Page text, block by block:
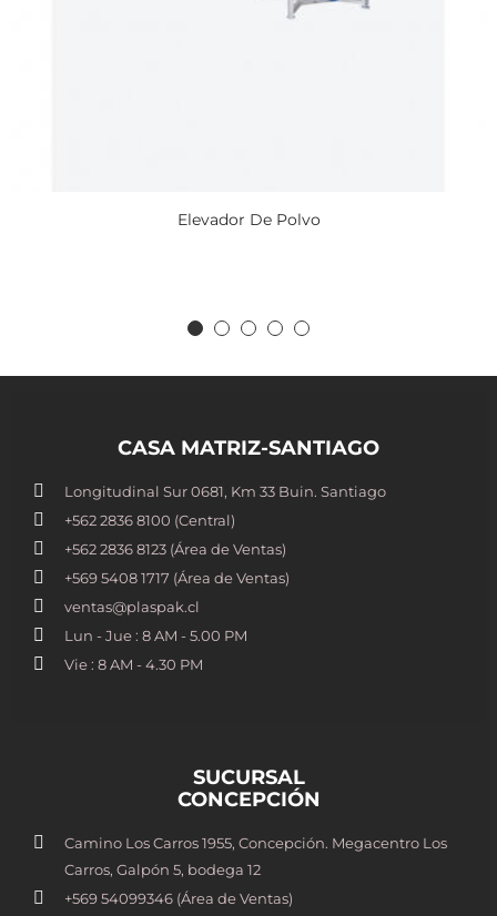
Elevador De Polvo
CASA MATRIZ-SANTIAGO
Longitudinal Sur 0681, Km 33 Buin. Santiago
+562 2836 8100​ (Central)
+562 2836 8123 (Área de Ventas)
+569 5408 1717 (Área de Ventas)
ventas@plaspak.cl
Lun - Jue : 8 AM - 5.00 PM
Vie : 8 AM - 4.30 PM
SUCURSAL
CONCEPCIÓN
Camino Los Carros 1955, Concepción. Megacentro Los
Carros, Galpón 5, bodega 12
+569 54099346 (Área de Ventas)